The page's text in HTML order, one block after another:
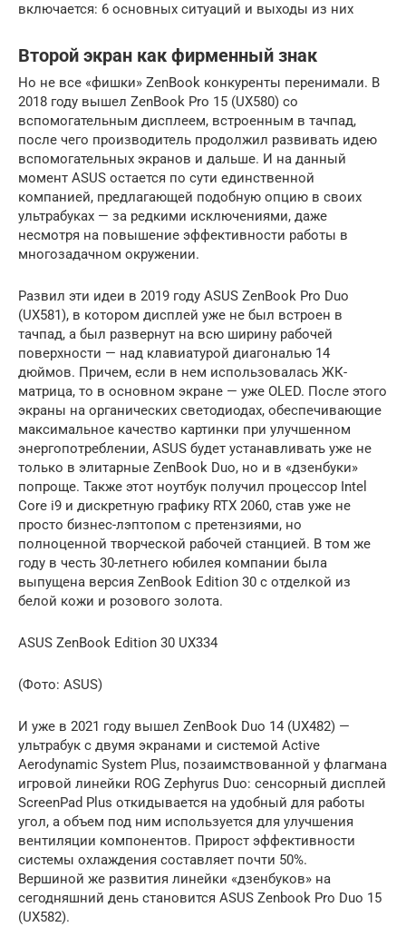
включается: 6 основных ситуаций и выходы из них
Второй экран как фирменный знак
Но не все «фишки» ZenBook конкуренты перенимали. В
2018 году вышел ZenBook Pro 15 (UX580) со
вспомогательным дисплеем, встроенным в тачпад,
после чего производитель продолжил развивать идею
вспомогательных экранов и дальше. И на данный
момент ASUS остается по сути единственной
компанией, предлагающей подобную опцию в своих
ультрабуках — за редкими исключениями, даже
несмотря на повышение эффективности работы в
многозадачном окружении.
Развил эти идеи в 2019 году ASUS ZenBook Pro Duo
(UX581), в котором дисплей уже не был встроен в
тачпад, а был развернут на всю ширину рабочей
поверхности — над клавиатурой диагональю 14
дюймов. Причем, если в нем использовалась ЖК-
матрица, то в основном экране — уже OLED. После этого
экраны на органических светодиодах, обеспечивающие
максимальное качество картинки при улучшенном
энергопотреблении, ASUS будет устанавливать уже не
только в элитарные ZenBook Duo, но и в «дзенбуки»
попроще. Также этот ноутбук получил процессор Intel
Core i9 и дискретную графику RTX 2060, став уже не
просто бизнес-лэптопом с претензиями, но
полноценной творческой рабочей станцией. В том же
году в честь 30-летнего юбилея компании была
выпущена версия ZenBook Edition 30 с отделкой из
белой кожи и розового золота.
ASUS ZenBook Edition 30 UX334
(Фото: ASUS)
И уже в 2021 году вышел ZenBook Duo 14 (UX482) —
ультрабук с двумя экранами и системой Active
Aerodynamic System Plus, позаимствованной у флагмана
игровой линейки ROG Zephyrus Duo: сенсорный дисплей
ScreenPad Plus откидывается на удобный для работы
угол, а объем под ним используется для улучшения
вентиляции компонентов. Прирост эффективности
системы охлаждения составляет почти 50%.
Вершиной же развития линейки «дзенбуков» на
сегодняшний день становится ASUS Zenbook Pro Duo 15
(UX582).